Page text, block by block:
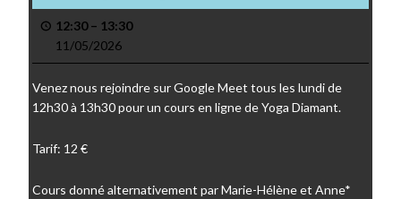
12:30 – 13:30
11/05/2026
Venez nous rejoindre sur Google Meet tous les lundi de
12h30 à 13h30 pour un cours en ligne de Yoga Diamant.
Tarif: 12 €
Cours donné alternativement par Marie-Hélène et Anne*